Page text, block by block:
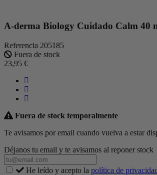
A-derma Biology Cuidado Calm 40
Referencia 205185
Fuera de stock
23,95 €
Fuera de stock temporalmente
Te avisamos por email cuando vuelva a estar
Déjanos tu email y te avisamos al reponer stock
He leído y acepto la política de